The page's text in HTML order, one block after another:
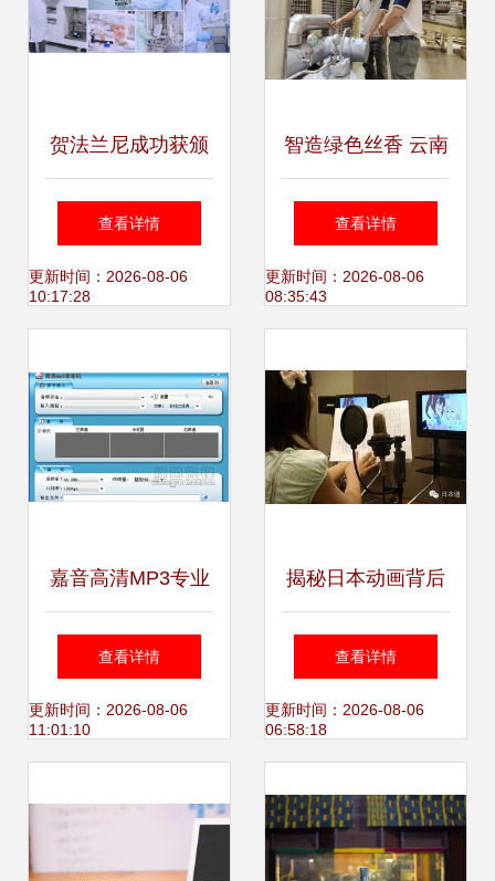
贺法兰尼成功获颁
全国工业产品生产
许可证，开启软件
查看详情
更新时间：2026-08-06
10:17:28
智造绿色丝香 云南
中烟红云红河集团
红河卷烟厂以软件
建设
查看详情
更新时间：2026-08-06
08:35:43
嘉音高清MP3专业
录音大师V2.9 一站
式录音制作解决方
查看详情
更新时间：2026-08-06
11:01:10
揭秘日本动画背后
的数字革命 软件开
发如何重塑行业版
查看详情
更新时间：2026-08-06
06:58:18